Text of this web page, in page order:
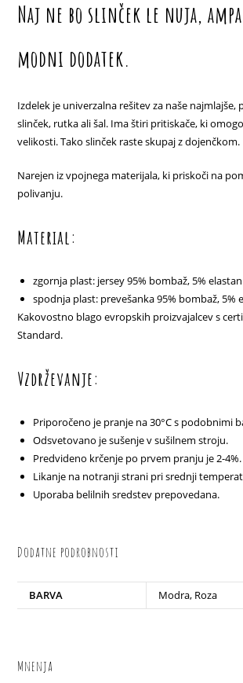
Naj ne bo slinček le nuja,
modni dodatek.
Izdelek je univerzalna rešitev za naše najmlajše,
slinček, rutka ali šal. Ima štiri pritiskače, ki
velikosti. Tako slinček raste skupaj z dojenčkom.
Narejen iz vpojnega materijala, ki priskoči na
polivanju.
Material:
zgornja plast: jersey 95% bombaž, 5% elastan
spodnja plast: prevešanka 95% bombaž, 5%
Kakovostno blago evropskih proizvajalcev s
Standard.
Vzdrževanje:
Priporočeno je pranje na 30°C s podobnimi
Odsvetovano je sušenje v sušilnem stroju.
Predvideno krčenje po prvem pranju je 2-4%.
Likanje na notranji strani pri srednji
Uporaba belilnih sredstev prepovedana.
Dodatne podrobnosti
BARVA Modra, Roza
Mnenja